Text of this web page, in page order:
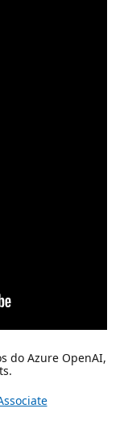
do Azure OpenAI,